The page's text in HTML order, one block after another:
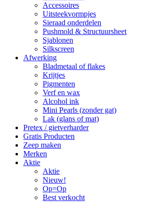
Accessoires
Uitsteekvormpjes
Sieraad onderdelen
Pushmold & Structuursheet
Sjablonen
Silkscreen
Afwerking
Bladmetaal of flakes
Krijtjes
Pigmenten
Verf en wax
Alcohol ink
Mini Pearls (zonder gat)
Lak (glans of mat)
Pretex / gietverharder
Gratis Producten
Zeep maken
Merken
Aktie
Aktie
Nieuw!
Op=Op
Best verkocht